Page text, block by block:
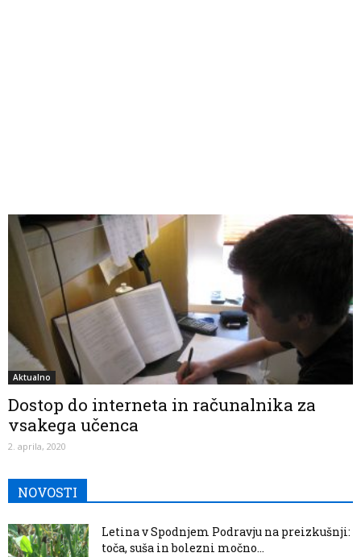
Aktualno
Dostop do interneta in računalnika za
vsakega učenca
2. aprila, 2020
NOVOSTI
Letina v Spodnjem Podravju na preizkušnji:
toča, suša in bolezni močno...